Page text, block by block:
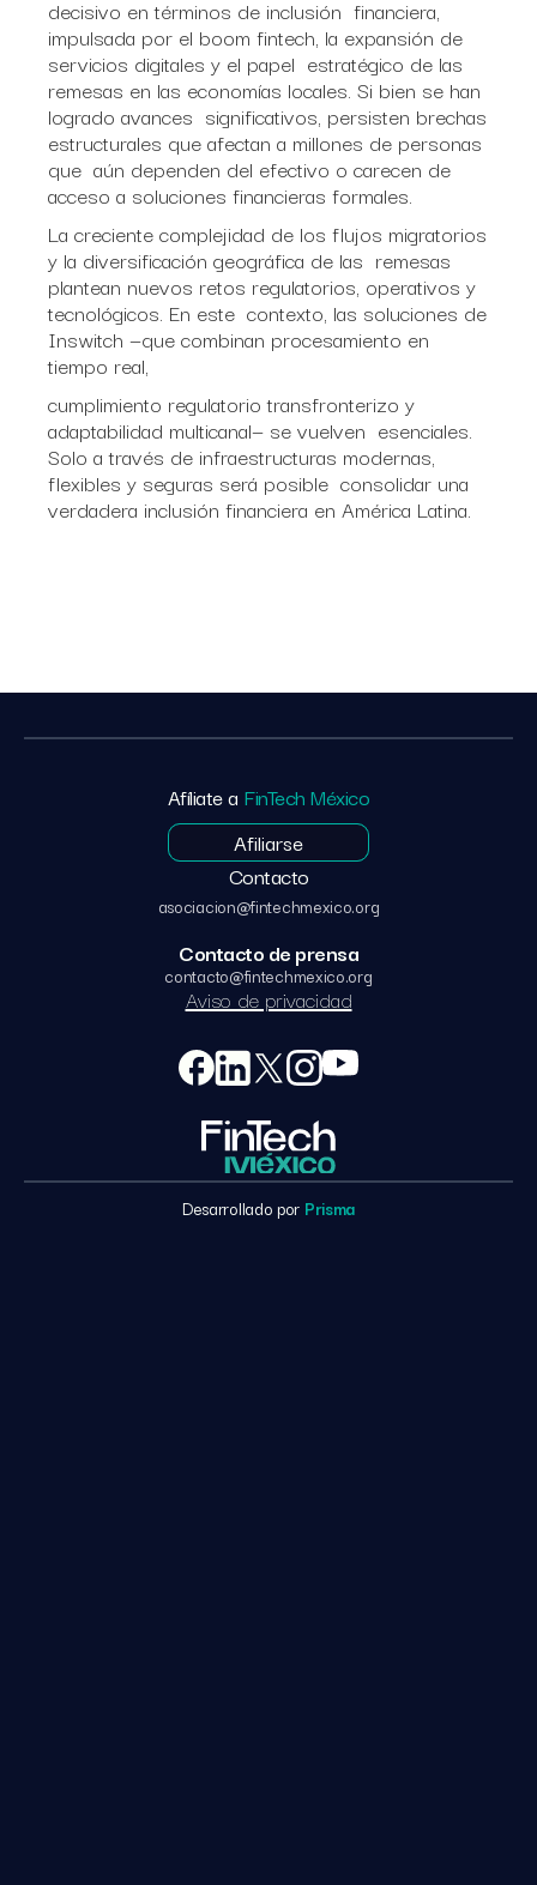
decisivo en términos de inclusión financiera,
impulsada por el boom fintech, la expansión de
servicios digitales y el papel estratégico de las
remesas en las economías locales. Si bien se han
logrado avances significativos, persisten brechas
estructurales que afectan a millones de personas
que aún dependen del efectivo o carecen de
acceso a soluciones financieras formales.
La creciente complejidad de los flujos migratorios
y la diversificación geográfica de las remesas
plantean nuevos retos regulatorios, operativos y
tecnológicos. En este contexto, las soluciones de
Inswitch —que combinan procesamiento en
tiempo real,
cumplimiento regulatorio transfronterizo y
adaptabilidad multicanal— se vuelven esenciales.
Solo a través de infraestructuras modernas,
flexibles y seguras será posible consolidar una
verdadera inclusión financiera en América Latina.
Afíliate a FinTech México
Afiliarse
Contacto
asociacion@fintechmexico.org
Contacto de prensa
contacto@fintechmexico.org
Aviso de privacidad
Desarrollado por Prisma